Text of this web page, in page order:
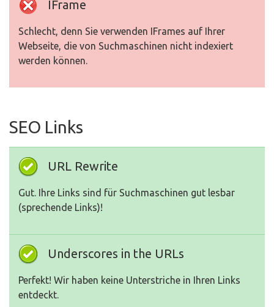
IFrame
Schlecht, denn Sie verwenden IFrames auf Ihrer
Webseite, die von Suchmaschinen nicht indexiert
werden können.
SEO Links
URL Rewrite
Gut. Ihre Links sind für Suchmaschinen gut lesbar
(sprechende Links)!
Underscores in the URLs
Perfekt! Wir haben keine Unterstriche in Ihren Links
entdeckt.